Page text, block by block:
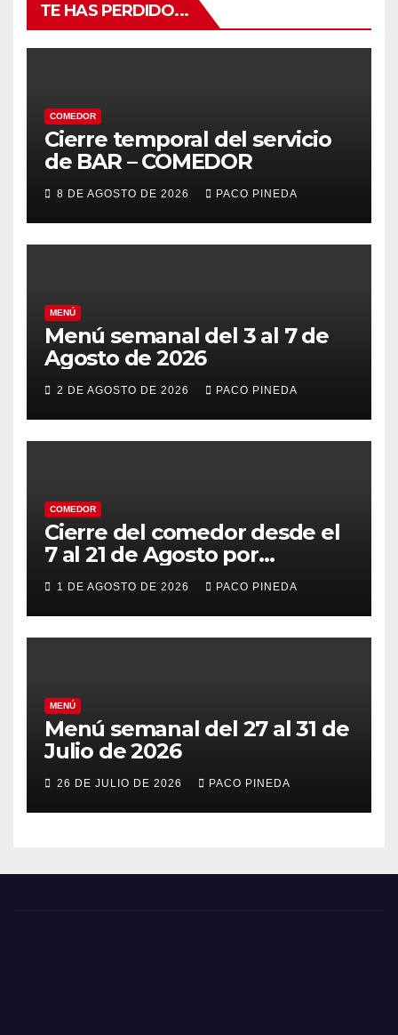
TE HAS PERDIDO...
COMEDOR
Cierre temporal del servicio
de BAR – COMEDOR
8 DE AGOSTO DE 2026 PACO PINEDA
MENÚ
Menú semanal del 3 al 7 de
Agosto de 2026
2 DE AGOSTO DE 2026 PACO PINEDA
COMEDOR
Cierre del comedor desde el
7 al 21 de Agosto por
vacaciones
1 DE AGOSTO DE 2026 PACO PINEDA
MENÚ
Menú semanal del 27 al 31 de
Julio de 2026
26 DE JULIO DE 2026 PACO PINEDA